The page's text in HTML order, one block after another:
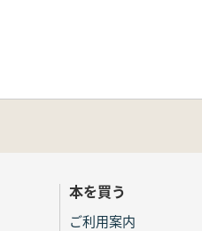
本を買う
ご利用案内